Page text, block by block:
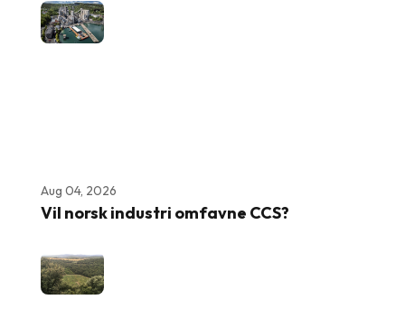
Aug 04, 2026
Vil norsk industri omfavne CCS?